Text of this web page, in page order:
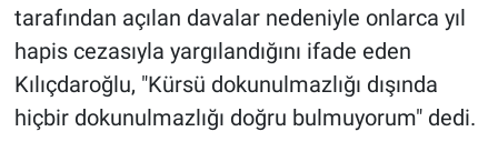
tarafından açılan davalar nedeniyle onlarca yıl
hapis cezasıyla yargılandığını ifade eden
Kılıçdaroğlu, "Kürsü dokunulmazlığı dışında
hiçbir dokunulmazlığı doğru bulmuyorum" dedi.